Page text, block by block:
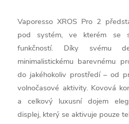
Vaporesso XROS Pro 2
pod systém, ve kterém se
funkčností. Díky svému
minimalistickému barevnému
do jakéhokoliv prostředí – od
volnočasové aktivity. Kovová
a celkový luxusní dojem
displej, který se aktivuje pouze